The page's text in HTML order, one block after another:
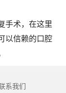
手术，在这里
以信赖的口腔
系我们